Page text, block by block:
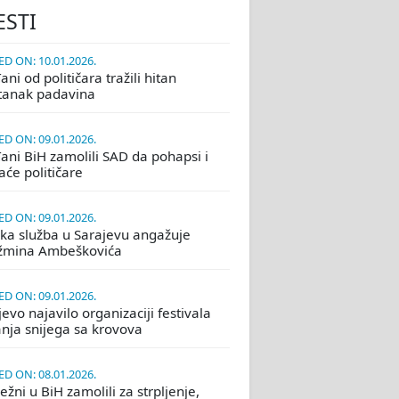
ON: 10.01.2026.
od političara tražili hitan
padavina
ON: 09.01.2026.
BiH zamolili SAD da pohapsi i
političare
ON: 09.01.2026.
služba u Sarajevu angažuje
Ambeškovića
ON: 09.01.2026.
najavilo organizaciji festivala
snijega sa krovova
ON: 08.01.2026.
u BiH zamolili za strpljenje,